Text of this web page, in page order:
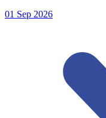
01 Sep 2026